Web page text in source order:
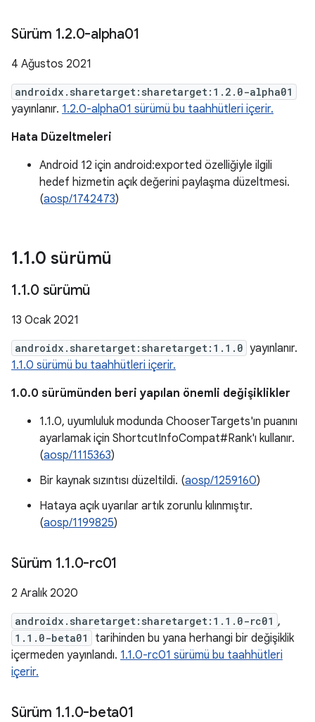
Sürüm 1.2.0-alpha01
4 Ağustos 2021
androidx.sharetarget:sharetarget:1.2.0-alpha01
yayınlanır. 1.2.0-alpha01 sürümü bu taahhütleri içerir.
Hata Düzeltmeleri
Android 12 için android:exported özelliğiyle ilgili
hedef hizmetin açık değerini paylaşma düzeltmesi.
(aosp/1742473)
1.1.0 sürümü
1.1.0 sürümü
13 Ocak 2021
androidx.sharetarget:sharetarget:1.1.0 yayınlanır.
1.1.0 sürümü bu taahhütleri içerir.
1.0.0 sürümünden beri yapılan önemli değişiklikler
1.1.0, uyumluluk modunda ChooserTargets'ın puanını
ayarlamak için ShortcutInfoCompat#Rank'ı kullanır.
(aosp/1115363)
Bir kaynak sızıntısı düzeltildi. (aosp/1259160)
Hataya açık uyarılar artık zorunlu kılınmıştır.
(aosp/1199825)
Sürüm 1.1.0-rc01
2 Aralık 2020
androidx.sharetarget:sharetarget:1.1.0-rc01 ,
1.1.0-beta01
tarihinden bu yana herhangi bir değişiklik
içermeden yayınlandı. 1.1.0-rc01 sürümü bu taahhütleri
içerir.
Sürüm 1.1.0-beta01